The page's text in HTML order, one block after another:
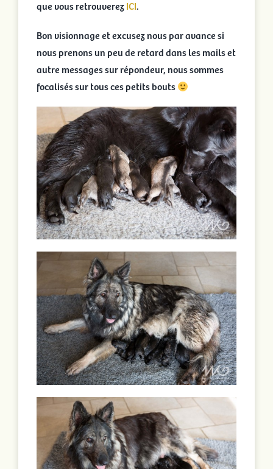
que vous retrouverezICI.
Bon visionnage et excusez nous par avance si
nous prenons un peu de retard dans les mails et
autre messages sur répondeur, nous sommes
focalisés sur tous ces petits bouts